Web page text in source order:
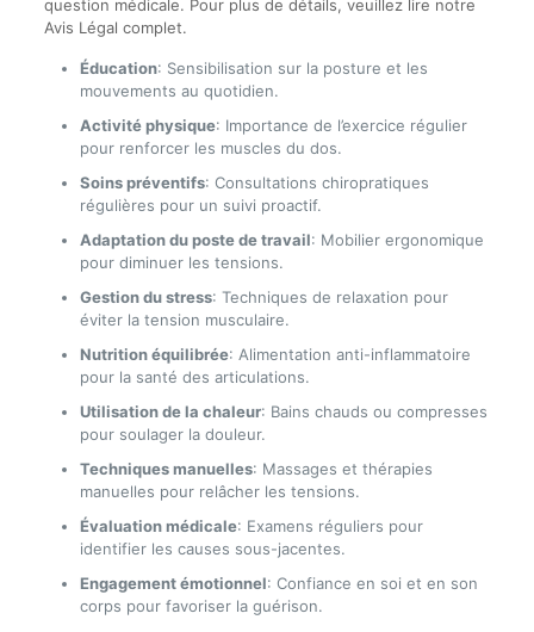
question médicale. Pour plus de détails, veuillez lire notre
Avis Légal complet.
Éducation: Sensibilisation sur la posture et les
mouvements au quotidien.
Activité physique: Importance de l’exercice régulier
pour renforcer les muscles du dos.
Soins préventifs: Consultations chiropratiques
régulières pour un suivi proactif.
Adaptation du poste de travail: Mobilier ergonomique
pour diminuer les tensions.
Gestion du stress: Techniques de relaxation pour
éviter la tension musculaire.
Nutrition équilibrée: Alimentation anti-inflammatoire
pour la santé des articulations.
Utilisation de la chaleur: Bains chauds ou compresses
pour soulager la douleur.
Techniques manuelles: Massages et thérapies
manuelles pour relâcher les tensions.
Évaluation médicale: Examens réguliers pour
identifier les causes sous-jacentes.
Engagement émotionnel: Confiance en soi et en son
corps pour favoriser la guérison.